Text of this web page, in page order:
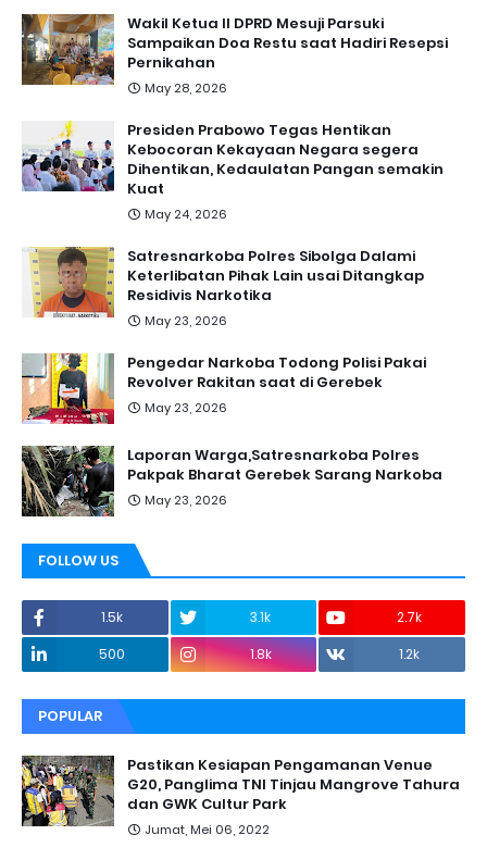
Wakil Ketua II DPRD Mesuji Parsuki
Sampaikan Doa Restu saat Hadiri Resepsi
Pernikahan
May 28, 2026
Presiden Prabowo Tegas Hentikan
Kebocoran Kekayaan Negara segera
Dihentikan, Kedaulatan Pangan semakin
Kuat
May 24, 2026
Satresnarkoba Polres Sibolga Dalami
Keterlibatan Pihak Lain usai Ditangkap
Residivis Narkotika
May 23, 2026
Pengedar Narkoba Todong Polisi Pakai
Revolver Rakitan saat di Gerebek
May 23, 2026
Laporan Warga,Satresnarkoba Polres
Pakpak Bharat Gerebek Sarang Narkoba
May 23, 2026
FOLLOW US
1.5k 3.1k
2.7k
500
1.8k 1.2k
POPULAR
Pastikan Kesiapan Pengamanan Venue
G20, Panglima TNI Tinjau Mangrove Tahura
dan GWK Cultur Park
Jumat, Mei 06, 2022